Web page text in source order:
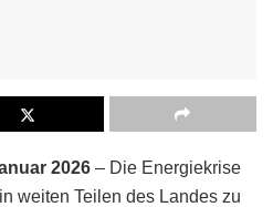
2026 – Die Energiekrise
weiten Teilen des Landes zu